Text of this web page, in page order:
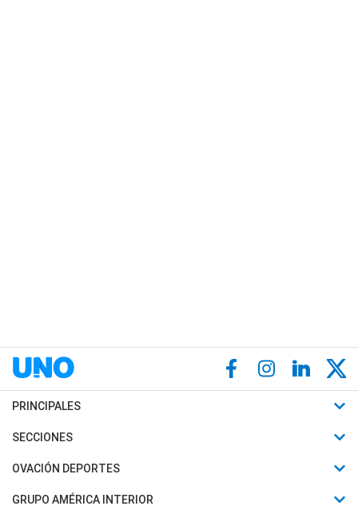
PRINCIPALES
Últimas Noticias
Política
SECCIONES
Horóscopo
Motores
OVACIÓN DEPORTES
Fútbol
GRUPO AMÉRICA INTERIOR